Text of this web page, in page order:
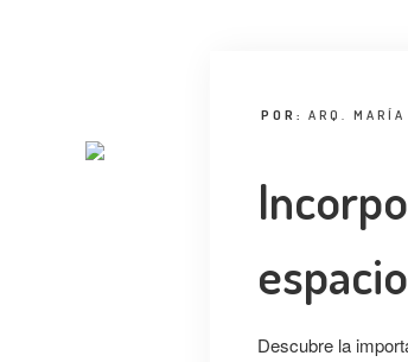
POR: ARQ. MARÍA
Descubre la